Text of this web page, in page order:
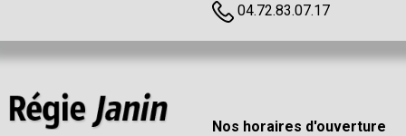
04.72.83.07.17
Nos horaires d'ouverture